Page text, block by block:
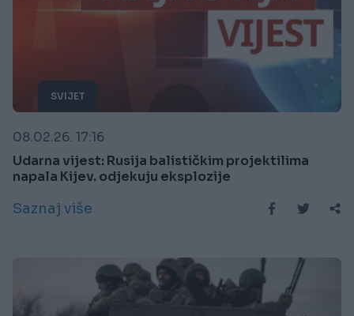
SVIJET
08.02.26. 17:16
Udarna vijest: Rusija balističkim projektilima
napala Kijev. odjekuju eksplozije
Saznaj više